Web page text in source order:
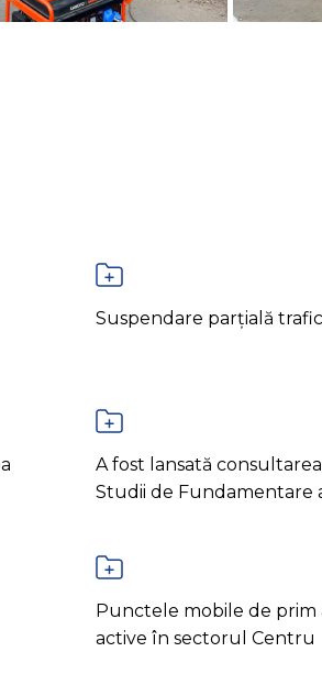
Suspendare parțială
A fost lansată
Studii de Fundamentare
Punctele mobile de
active în sectorul Centru